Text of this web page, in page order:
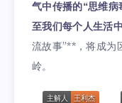
气中传播的“思维
至我们每个人生活
流故事”**，将成为
岭。